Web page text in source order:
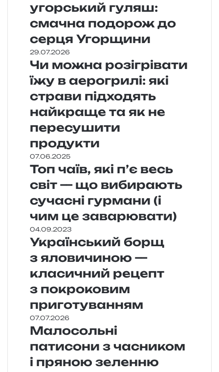
угорський гуляш:
смачна подорож до
серця Угорщини
29.07.2026
Чи можна розігрівати
їжу в аерогрилі: які
страви підходять
найкраще та як не
пересушити
продукти
07.06.2025
Топ чаїв, які п’є весь
світ — що вибирають
сучасні гурмани (і
чим це заварювати)
04.09.2023
Український борщ
з яловичиною —
класичний рецепт
з покроковим
приготуванням
07.07.2026
Малосольні
патисони з часником
і пряною зеленню